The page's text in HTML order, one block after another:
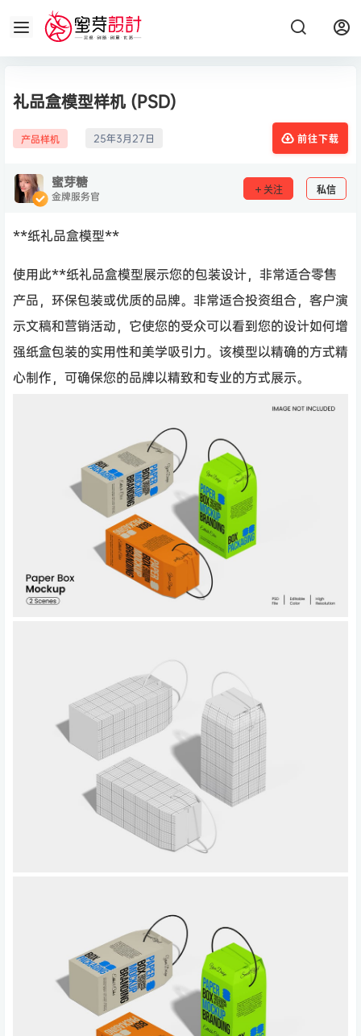
礼品盒模型样机 (PSD)
产品样机 25年3月27日 前往下载
蜜芽糖
金牌服务官 关注 私信
**纸礼品盒模型**
使用此**纸礼品盒模型展示您的包装设计，非常适合零售
产品，环保包装或优质的品牌。非常适合投资组合，客户演
示文稿和营销活动，它使您的受众可以看到您的设计如何增
强纸盒包装的实用性和美学吸引力。该模型以精确的方式精
心制作，可确保您的品牌以精致和专业的方式展示。